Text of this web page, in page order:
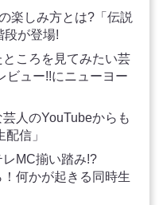
楽しみ方とは?「伝説
段が登場!
ころを見てみたい芸
ビュー!!にニューヨー
人のYouTubeからも
信」
MC揃い踏み!?
何かが起きる同時生